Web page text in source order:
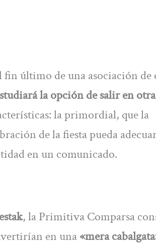
último de una asociación de
la opción de salir en
la primordial, que la
de la fiesta pueda
en un comunicado.
, la Primitiva Comparsa
en una«mera